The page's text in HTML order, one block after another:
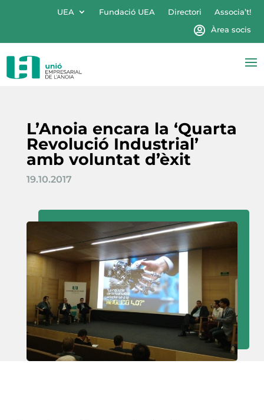
UEA Fundació UEA Directori
Associa’t!
Àrea socis
L’Anoia encara la ‘Quarta
Revolució Industrial’
amb voluntat d’èxit
19.10.2017